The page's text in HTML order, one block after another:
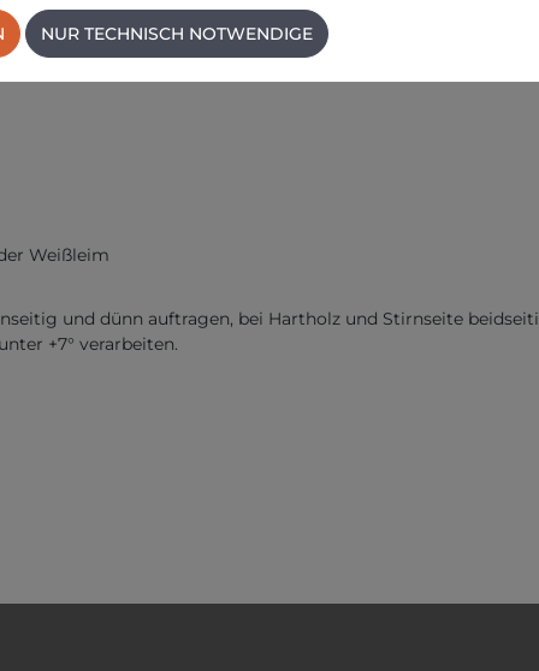
ABS- und rückseitig unbehandelten bzw. ungeschliffenen
Weißleim
und dünn auftragen, bei Hartholz und Stirnseite
+7° verarbeiten.
NUR TECHNISCH NOTWENDIGE